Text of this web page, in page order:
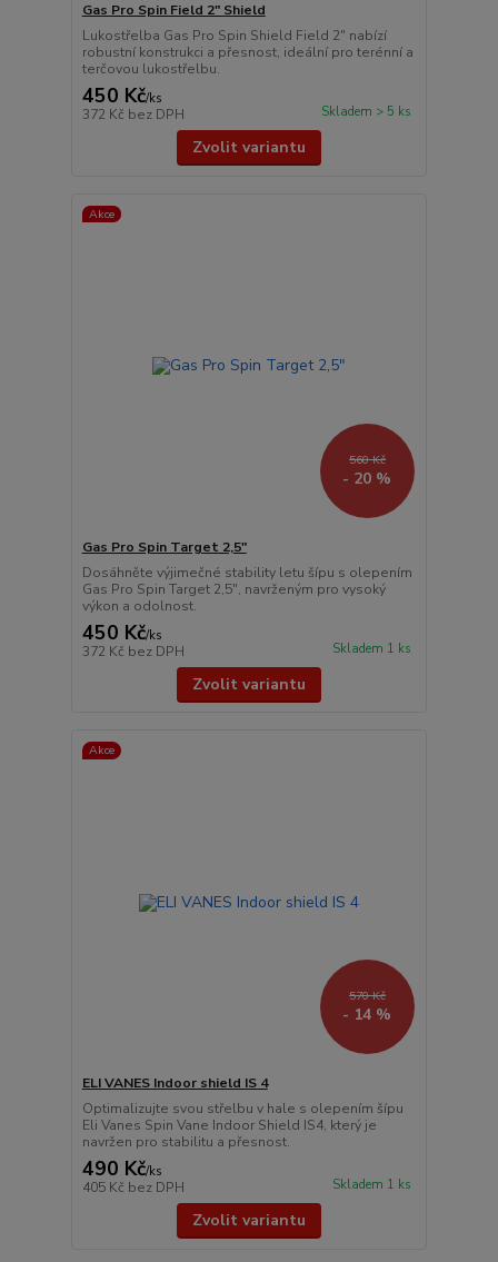
Gas Pro Spin Field 2" Shield
Lukostřelba Gas Pro Spin Shield Field 2" nabízí
robustní konstrukci a přesnost, ideální pro terénní a
terčovou lukostřelbu.
450 Kč/ks
372 Kč bez DPH Skladem > 5 ks
Zvolit variantu
Akce
560 Kč
- 20 %
Gas Pro Spin Target 2,5"
Dosáhněte výjimečné stability letu šípu s olepením
Gas Pro Spin Target 2,5", navrženým pro vysoký
výkon a odolnost.
450 Kč/ks
372 Kč bez DPH Skladem 1 ks
Zvolit variantu
Akce
570 Kč
- 14 %
ELI VANES Indoor shield IS 4
Optimalizujte svou střelbu v hale s olepením šípu
Eli Vanes Spin Vane Indoor Shield IS4, který je
navržen pro stabilitu a přesnost.
490 Kč/ks
405 Kč bez DPH Skladem 1 ks
Zvolit variantu